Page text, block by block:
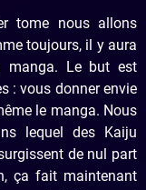
tome nous allons
toujours, il y aura
manga. Le but est
: vous donner envie
le manga. Nous
lequel des Kaiju
de nul part
ça fait maintenant